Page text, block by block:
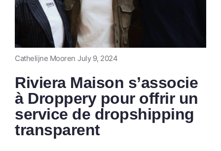
Cathelijne Mooren July 9, 2024
Riviera Maison s’associe
à Droppery pour offrir un
service de dropshipping
transparent